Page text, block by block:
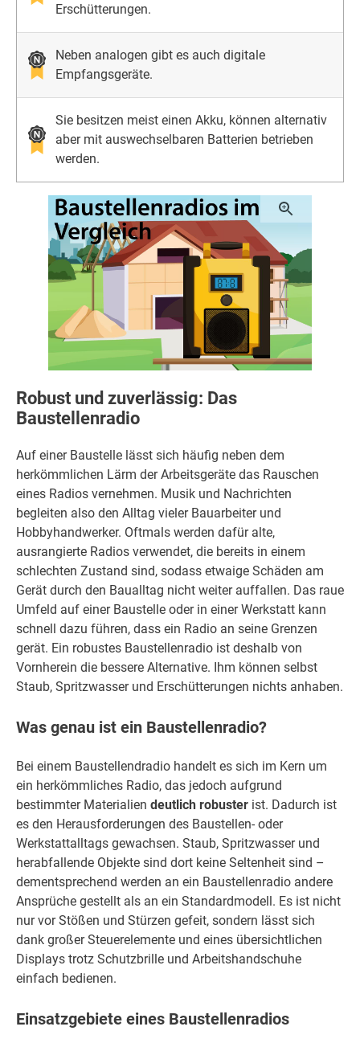
Erschütterungen.
Neben analogen gibt es auch digitale
Empfangsgeräte.
Sie besitzen meist einen Akku, können alternativ
aber mit auswechselbaren Batterien betrieben
werden.
Robust und zuverlässig: Das
Baustellenradio
Auf einer Baustelle lässt sich häufig neben dem
herkömmlichen Lärm der Arbeitsgeräte das Rauschen
eines Radios vernehmen. Musik und Nachrichten
begleiten also den Alltag vieler Bauarbeiter und
Hobbyhandwerker. Oftmals werden dafür alte,
ausrangierte Radios verwendet, die bereits in einem
schlechten Zustand sind, sodass etwaige Schäden am
Gerät durch den Baualltag nicht weiter auffallen. Das raue
Umfeld auf einer Baustelle oder in einer Werkstatt kann
schnell dazu führen, dass ein Radio an seine Grenzen
gerät. Ein robustes Baustellenradio ist deshalb von
Vornherein die bessere Alternative. Ihm können selbst
Staub, Spritzwasser und Erschütterungen nichts anhaben.
Was genau ist ein Baustellenradio?
Bei einem Baustellendradio handelt es sich im Kern um
ein herkömmliches Radio, das jedoch aufgrund
bestimmter Materialien deutlich robuster ist. Dadurch ist
es den Herausforderungen des Baustellen- oder
Werkstattalltags gewachsen. Staub, Spritzwasser und
herabfallende Objekte sind dort keine Seltenheit sind –
dementsprechend werden an ein Baustellenradio andere
Ansprüche gestellt als an ein Standardmodell. Es ist nicht
nur vor Stößen und Stürzen gefeit, sondern lässt sich
dank großer Steuerelemente und eines übersichtlichen
Displays trotz Schutzbrille und Arbeitshandschuhe
einfach bedienen.
Einsatzgebiete eines Baustellenradios